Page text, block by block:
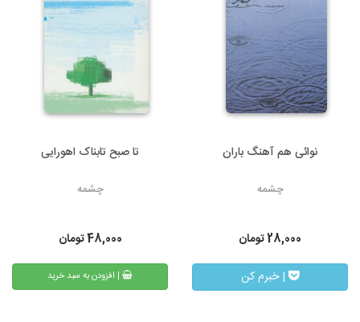
نوائی هم آهنگ باران
چشمه
28,000تومان
| خبرم کن
تا صبح تابناک اهورایی
چشمه
48,000تومان
| افزودن به سبد خرید